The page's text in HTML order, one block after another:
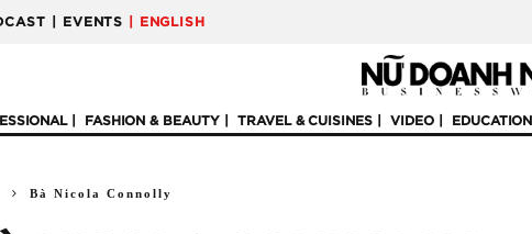
| EVENTS | ENGLISH
FASHION & BEAUTY TRAVEL & CUISINES VIDEO EDUCATION
Bà Nicola Connolly